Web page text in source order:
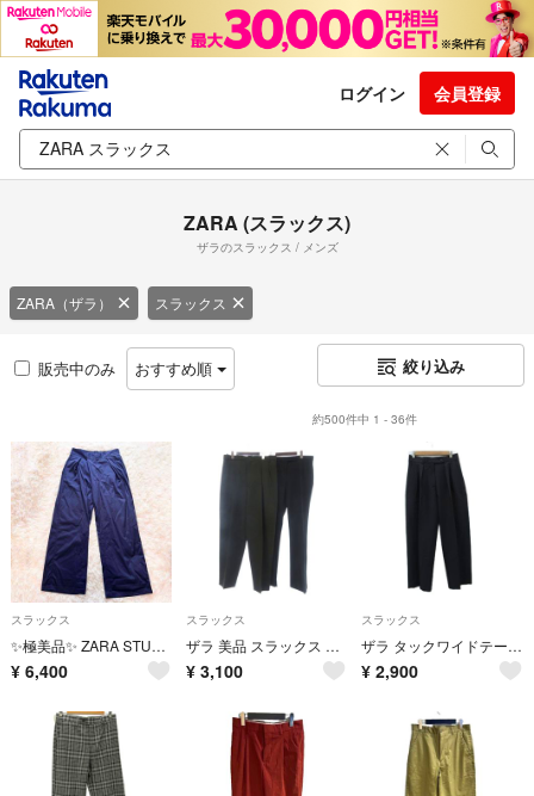
ログイン 会員登録
ZARA (スラックス)
ザラのスラックス / メンズ
ZARA（ザラ） スラックス
販売中のみ おすすめ順 絞り込み
約500件中 1 - 36件
スラックス
✨極美品✨ ZARA STUDIO COLLECTION ワイドパンツ 21SS
¥ 6,400
スラックス
ザラ 美品 スラックス パンツ 2点セット 黒 ブラック カーキ XL XXL
¥ 3,100
スラックス
ザラ タックワイドテーパードパンツ XS チャコールブラック ハイウエスト
¥ 2,900